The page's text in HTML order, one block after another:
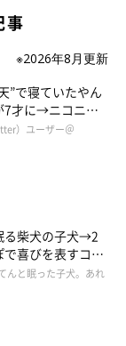
事
※2026年8月更新
”で寝ていたやん
7才に→ニコニ
魅力のコに成
）ユーザー＠
る柴犬の子犬→2
喜びを表すコに
んと眠った子犬。あれ